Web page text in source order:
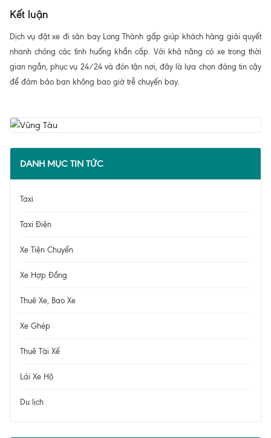
Kết luận
Dịch vụ đặt xe đi sân bay Long Thành gấp giúp khách hàng giải quyết
nhanh chóng các tình huống khẩn cấp. Với khả năng có xe trong thời
gian ngắn, phục vụ 24/24 và đón tận nơi, đây là lựa chọn đáng tin cậy
để đảm bảo bạn không bao giờ trễ chuyến bay.
DANH MỤC TIN TỨC
Taxi
Taxi Điện
Xe Tiện Chuyến
Xe Hợp Đồng
Thuê Xe, Bao Xe
Xe Ghép
Thuê Tài Xế
Lái Xe Hộ
Du lịch